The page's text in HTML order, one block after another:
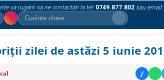
va rugam sa ne contactati la tel: 0749.877.802 sau email:
zilei de astăzi 5 iunie
f